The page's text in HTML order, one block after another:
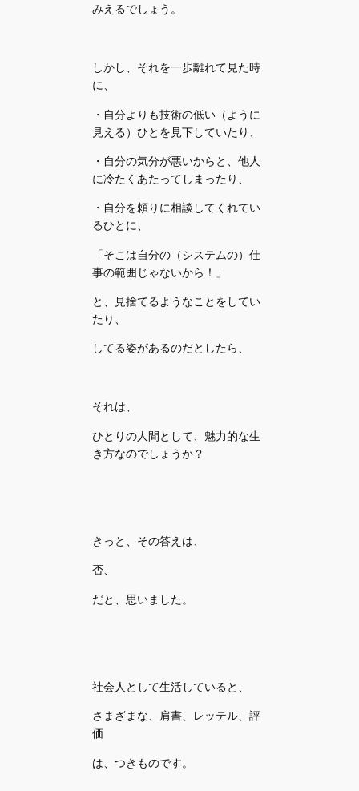
みえるでしょう。
しかし、それを一歩離れて見た時
に、
・自分よりも技術の低い（ように
見える）ひとを見下していたり、
・自分の気分が悪いからと、他人
に冷たくあたってしまったり、
・自分を頼りに相談してくれてい
るひとに、
「そこは自分の（システムの）仕
事の範囲じゃないから！」
と、見捨てるようなことをしてい
たり、
してる姿があるのだとしたら、
それは、
ひとりの人間として、魅力的な生
き方なのでしょうか？
きっと、その答えは、
否、
だと、思いました。
社会人として生活していると、
さまざまな、肩書、レッテル、評
価
は、つきものです。